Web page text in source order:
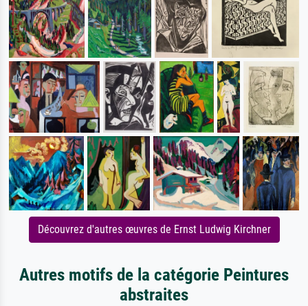
Découvrez d'autres œuvres de Ernst Ludwig Kirchner
Autres motifs de la catégorie Peintures
abstraites